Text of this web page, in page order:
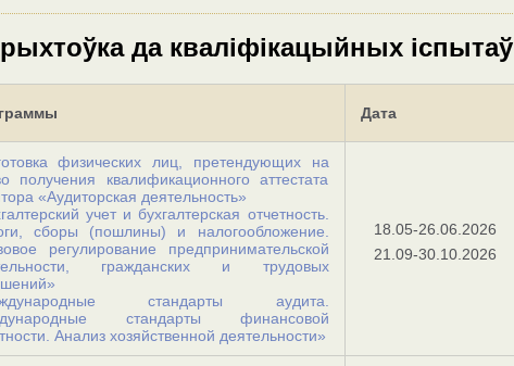
да квалiфiкацыйных iспытаў
Дата
физических лиц, претендующих на
получения квалификационного аттестата
«Аудиторская деятельность»
учет и бухгалтерская отчетность.
сборы (пошлины) и налогообложение.
регулирование предпринимательской
гражданских и трудовых
стандарты аудита.
стандарты финансовой
Анализ хозяйственной деятельности»
18.05-26.06.2026
21.09-30.10.2026